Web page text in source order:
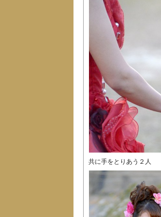
共に手をとりあう２人